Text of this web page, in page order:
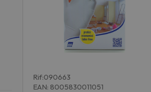
Rif:090663
EAN: 8005830011051